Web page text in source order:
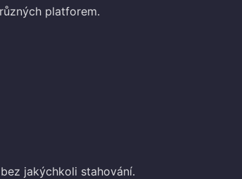
platforem.
jakýchkoli stahování.